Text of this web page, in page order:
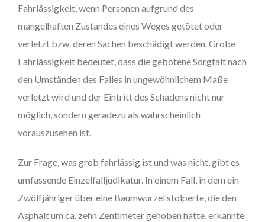
Fahrlässigkeit, wenn Personen aufgrund des
mangelhaften Zustandes eines Weges getötet oder
verletzt bzw. deren Sachen beschädigt werden. Grobe
Fahrlässigkeit bedeutet, dass die gebotene Sorgfalt nach
den Umständen des Falles in ungewöhnlichem Maße
verletzt wird und der Eintritt des Schadens nicht nur
möglich, sondern geradezu als wahrscheinlich
vorauszusehen ist.
Zur Frage, was grob fahrlässig ist und was nicht, gibt es
umfassende Einzelfalljudikatur. In einem Fall, in dem ein
Zwölfjähriger über eine Baumwurzel stolperte, die den
Asphalt um ca. zehn Zentimeter gehoben hatte, erkannte